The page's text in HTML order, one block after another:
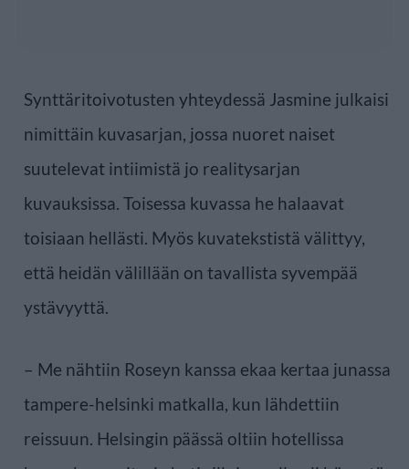
Synttäritoivotusten yhteydessä Jasmine julkaisi
nimittäin kuvasarjan, jossa nuoret naiset
suutelevat intiimistä jo realitysarjan
kuvauksissa. Toisessa kuvassa he halaavat
toisiaan hellästi. Myös kuvatekstistä välittyy,
että heidän välillään on tavallista syvempää
ystävyyttä.
– Me nähtiin Roseyn kanssa ekaa kertaa junassa
tampere-helsinki matkalla, kun lähdettiin
reissuun. Helsingin päässä oltiin hotellissa